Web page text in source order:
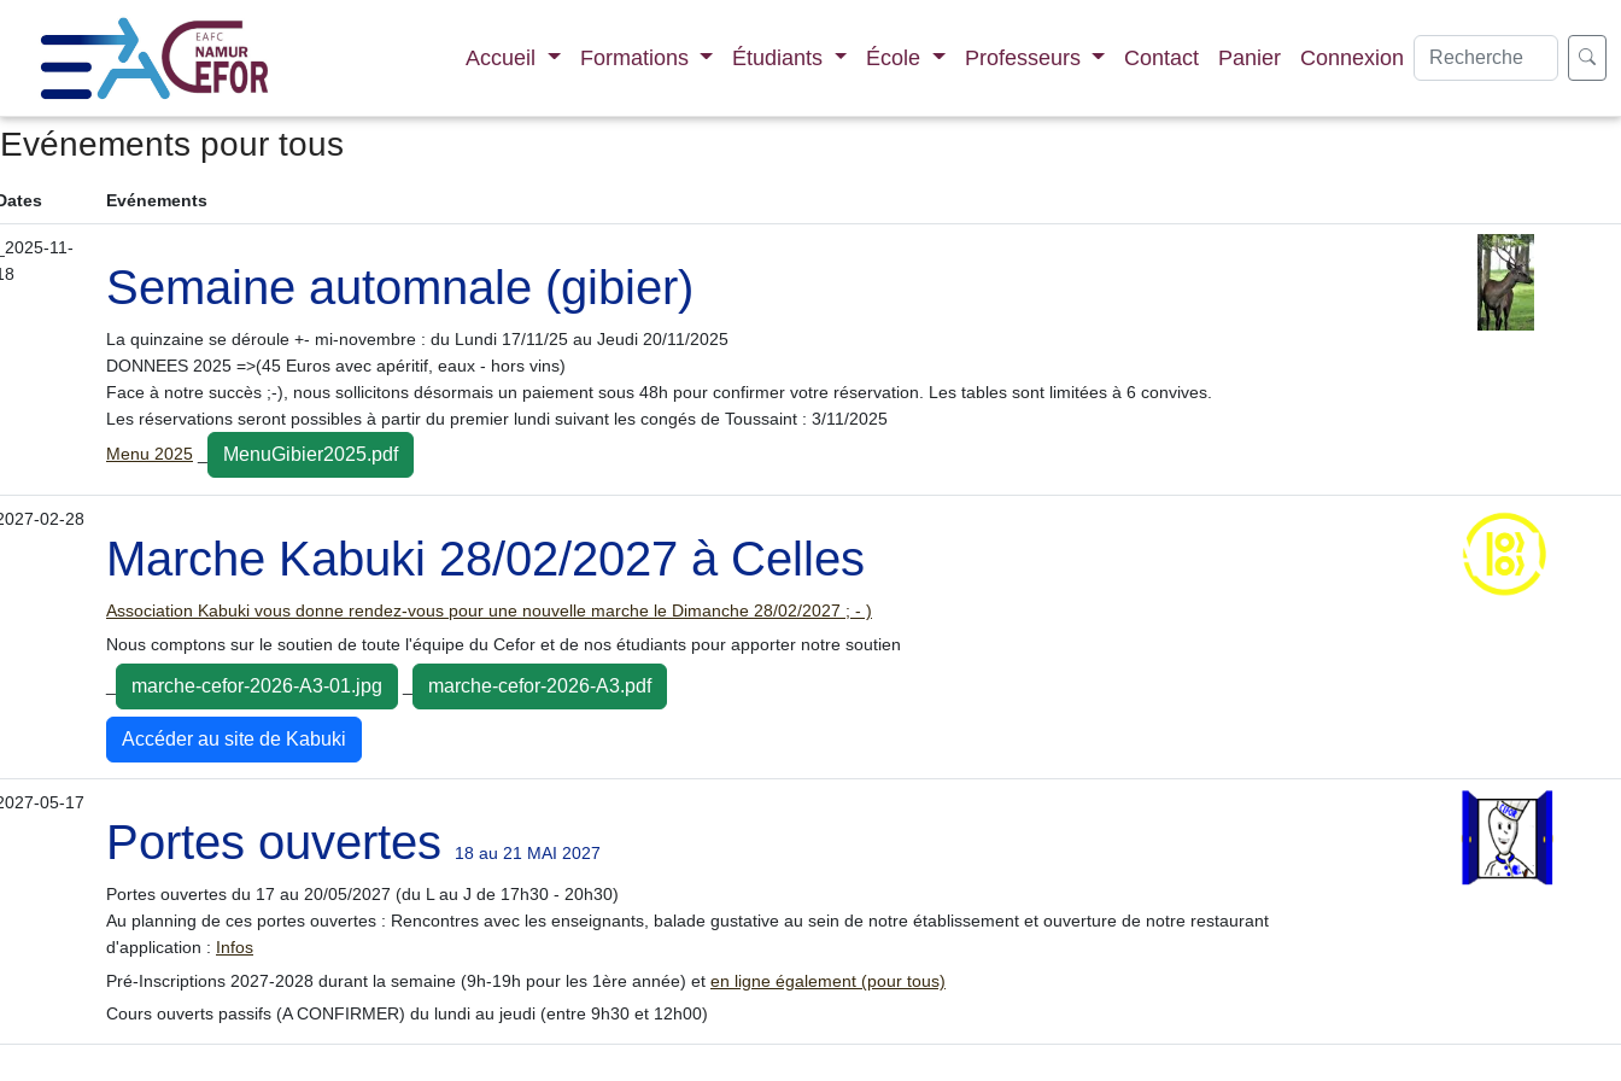
Accueil Formations Étudiants École Professeurs Contact Panier Connexion
Evénements pour tous
Evénements
11-
Semaine automnale (gibier)
La quinzaine se déroule +- mi-novembre : du Lundi 17/11/25 au Jeudi 20/11/2025
DONNEES 2025 =>(45 Euros avec apéritif, eaux - hors vins)
Face à notre succès ;-), nous sollicitons désormais un paiement sous 48h pour confirmer votre réservation. Les tables sont limitées à 6 convives.
Les réservations seront possibles à partir du premier lundi suivant les congés de Toussaint : 3/11/2025
Menu 2025
MenuGibier2025.pdf
02-28
Marche Kabuki 28/02/2027 à Celles
Association Kabuki vous donne rendez-vous pour une nouvelle marche le Dimanche 28/02/2027 ; - )
Nous comptons sur le soutien de toute l'équipe du Cefor et de nos étudiants pour apporter notre soutien
marche-cefor-2026-A3-01.jpg marche-cefor-2026-A3.pdf
Accéder au site de Kabuki
05-17
Portes ouvertes 18 au 21 MAI 2027
Portes ouvertes du 17 au 20/05/2027 (du L au J de 17h30 - 20h30)
Au planning de ces portes ouvertes : Rencontres avec les enseignants, balade gustative au sein de notre établissement et ouverture de notre restaurant
d'application : Infos
Pré-Inscriptions 2027-2028 durant la semaine (9h-19h pour les 1ère année) et en ligne également (pour tous)
Cours ouverts passifs (A CONFIRMER) du lundi au jeudi (entre 9h30 et 12h00)